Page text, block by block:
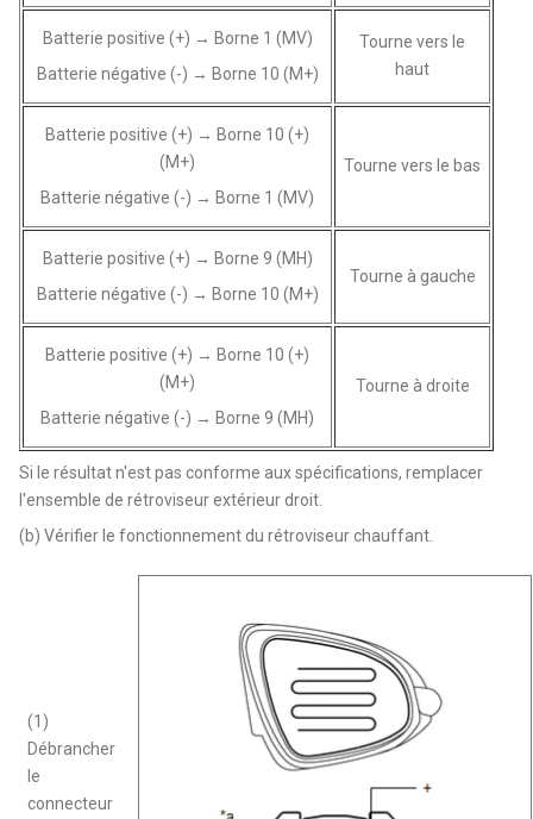
Batterie positive (+) → Borne 1 (MV)
Batterie négative (-) → Borne 10 (M+)
Tourne vers le
haut
Batterie positive (+) → Borne 10 (+)
(M+)
Batterie négative (-) → Borne 1 (MV)
Tourne vers le bas
Batterie positive (+) → Borne 9 (MH)
Batterie négative (-) → Borne 10 (M+)
Tourne à gauche
Batterie positive (+) → Borne 10 (+)
(M+)
Batterie négative (-) → Borne 9 (MH)
Tourne à droite
Si le résultat n'est pas conforme aux spécifications, remplacer
l'ensemble de rétroviseur extérieur droit.
(b) Vérifier le fonctionnement du rétroviseur chauffant.
(1)
Débrancher
le
connecteur